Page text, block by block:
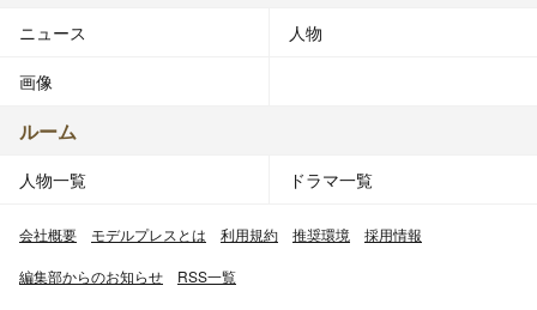
ニュース 人物
画像
ルーム
人物一覧 ドラマ一覧
会社概要 モデルプレスとは 利用規約 推奨環境 採用情報
編集部からのお知らせ RSS一覧